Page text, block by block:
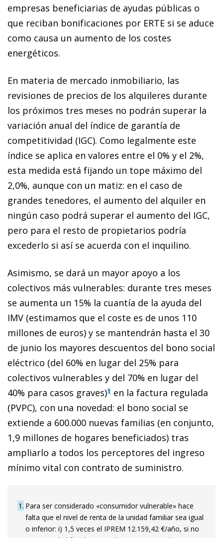
empresas beneficiarias de ayudas públicas o
que reciban bonificaciones por ERTE si se aduce
como causa un aumento de los costes
energéticos.
En materia de mercado inmobiliario, las
revisiones de precios de los alquileres durante
los próximos tres meses no podrán superar la
variación anual del índice de garantía de
competitividad (IGC). Como legalmente este
índice se aplica en valores entre el 0% y el 2%,
esta medida está fijando un tope máximo del
2,0%, aunque con un matiz: en el caso de
grandes tenedores, el aumento del alquiler en
ningún caso podrá superar el aumento del IGC,
pero para el resto de propietarios podría
excederlo si así se acuerda con el inquilino.
Asimismo, se dará un mayor apoyo a los
colectivos más vulnerables: durante tres meses
se aumenta un 15% la cuantía de la ayuda del
IMV (estimamos que el coste es de unos 110
millones de euros) y se mantendrán hasta el 30
de junio los mayores descuentos del bono social
eléctrico (del 60% en lugar del 25% para
colectivos vulnerables y del 70% en lugar del
40% para casos graves)1 en la factura regulada
(PVPC), con una novedad: el bono social se
extiende a 600.000 nuevas familias (en conjunto,
1,9 millones de hogares beneficiados) tras
ampliarlo a todos los perceptores del ingreso
mínimo vital con contrato de suministro.
1 Para ser considerado «consumidor vulnerable» hace
falta que el nivel de renta de la unidad familiar sea igual
o inferior: i) 1,5 veces el IPREM 12.159,42 €/año, si no